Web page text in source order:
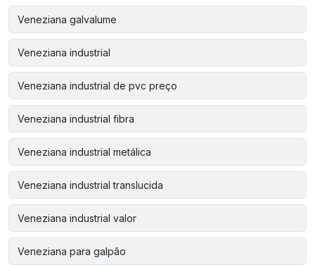
Veneziana galvalume
Veneziana industrial
Veneziana industrial de pvc preço
Veneziana industrial fibra
Veneziana industrial metálica
Veneziana industrial translucida
Veneziana industrial valor
Veneziana para galpão